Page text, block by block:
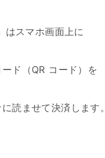
はスマホ画面上に
ド（QR コード）を
読ませて決済します。